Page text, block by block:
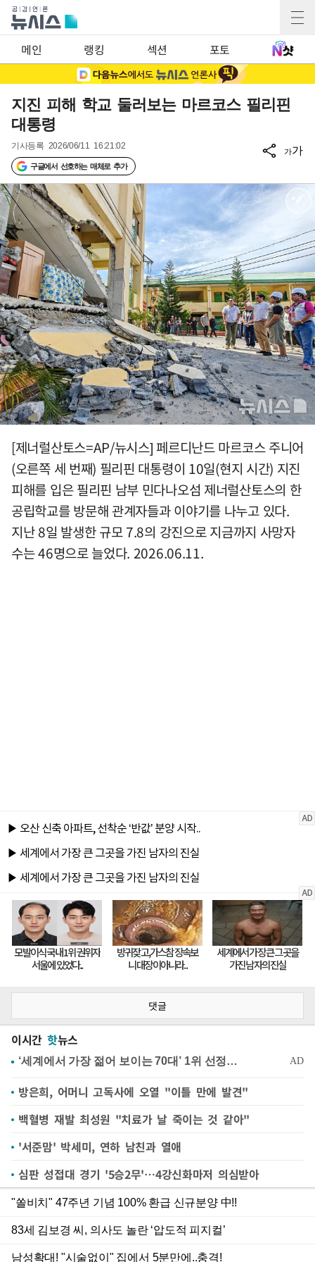
메인 랭킹 섹션 포토
지진 피해 학교 둘러보는 마르코스 필리핀
대통령
기사등록 2026/06/11 16:21:02
구글에서 선호하는 매체로 추가
가가
[제너럴산토스=AP/뉴시스] 페르디난드 마르코스 주니어
(오른쪽 세 번째) 필리핀 대통령이 10일(현지 시간) 지진
피해를 입은 필리핀 남부 민다나오섬 제너럴산토스의 한
공립학교를 방문해 관계자들과 이야기를 나누고 있다.
지난 8일 발생한 규모 7.8의 강진으로 지금까지 사망자
수는 46명으로 늘었다. 2026.06.11.
댓글
이시간 핫뉴스
방은희, 어머니 고독사에 오열 "이틀 만에 발견"
백혈병 재발 최성원 "치료가 날 죽이는 것 같아"
'서준맘' 박세미, 연하 남친과 열애
심판 성접대 경기 '5승2무'…4강신화마저 의심받아